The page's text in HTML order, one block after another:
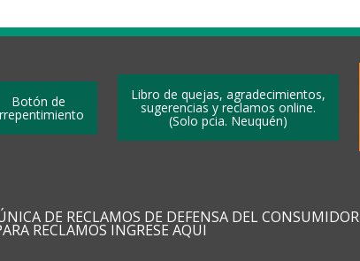
Botón de Libro de quejas, agradecimientos,
sugerencias y reclamos online.
(Solo pcia. Neuquén)
DE RECLAMOS DE DEFENSA DEL CONSUMIDOR
RECLAMOS INGRESE AQUI